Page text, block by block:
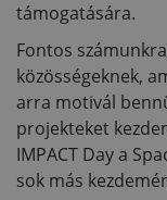
támogatására.
Fontos
közösségeknek,
arra motivál
projekteket
IMPACT Day a
sok más